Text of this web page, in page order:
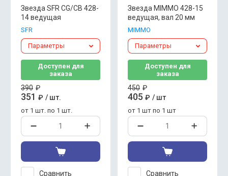
Звезда SFR CG/CB 428-
14 ведущая
SFR
Параметры
Доступен для
заказа
390 ₽
351 ₽ / шт.
от 1 шт. по 1 шт.
Сравнить
Звезда MIMMO 428-15
ведущая, вал 20 мм
MIMMO
Параметры
Доступен для
заказа
450 ₽
405 ₽ / шт
от 1 шт по 1 шт
Сравнить